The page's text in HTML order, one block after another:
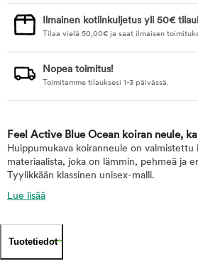
Ilmainen kotiinkuljetus yli 50€
Tilaa vielä 50,00€ ja saat ilmaisen
Nopea toimitus!
Toimitamme tilauksesi 1-3 päivässä.
Feel Active Blue Ocean koiran neule,
Huippumukava koiranneule on valmistettu
materiaalista, joka on lämmin, pehmeä ja
Tyylikkään klassinen unisex-malli.
Lue lisää
Tuotetiedot